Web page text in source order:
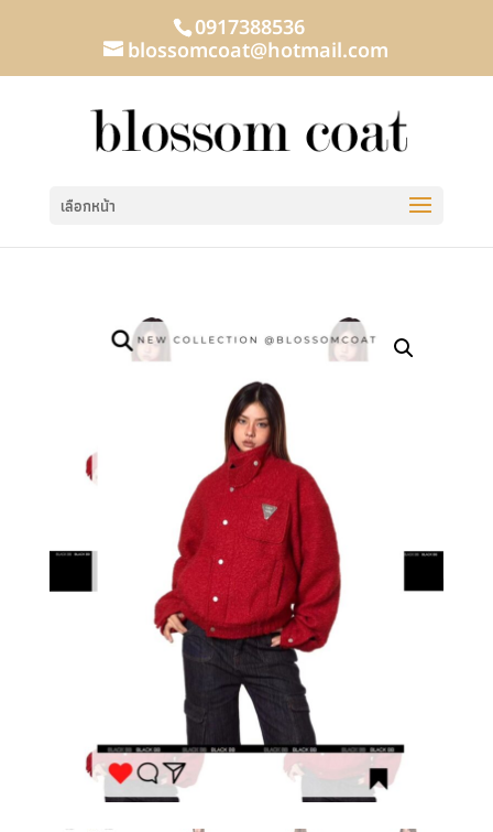
0917388536
blossomcoat@hotmail.com
เลือกหน้า